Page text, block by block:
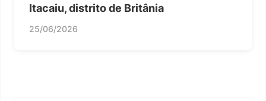
Itacaiu, distrito de Britânia
25/06/2026